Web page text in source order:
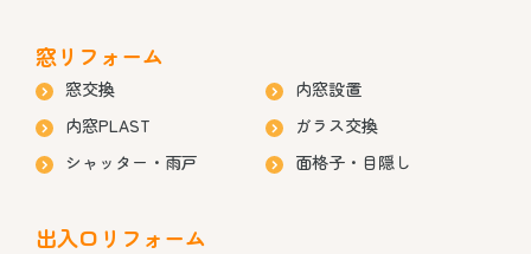
窓リフォーム
窓交換
内窓設置
内窓PLAST
ガラス交換
シャッター・雨戸
面格子・目隠し
出入口リフォーム